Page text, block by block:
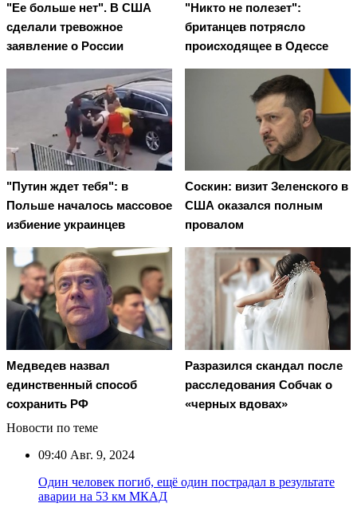
"Ее больше нет". В США
сделали тревожное
заявление о России
"Никто не полезет":
британцев потрясло
происходящее в Одессе
"Путин ждет тебя": в
Польше началось массовое
избиение украинцев
Соскин: визит Зеленского в
США оказался полным
провалом
Медведев назвал
единственный способ
сохранить РФ
Разразился скандал после
расследования Собчак о
«черных вдовах»
Новости по теме
09:40 Авг. 9, 2024
Один человек погиб, ещё один пострадал в результате
аварии на 53 км МКАД